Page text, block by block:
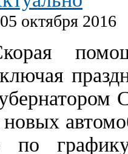
октября 2016
новых
по